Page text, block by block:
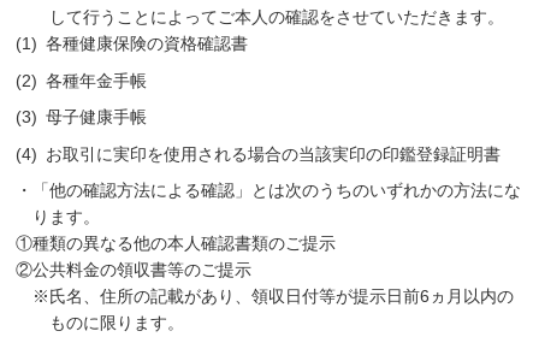
して行うことによってご本人の確認をさせていただきます。
各種健康保険の資格確認書
各種年金手帳
母子健康手帳
お取引に実印を使用される場合の当該実印の印鑑登録証明書
・「他の確認方法による確認」とは次のうちのいずれかの方法にな
ります。
①種類の異なる他の本人確認書類のご提示
②公共料金の領収書等のご提示
※氏名、住所の記載があり、領収日付等が提示日前6ヵ月以内の
ものに限ります。